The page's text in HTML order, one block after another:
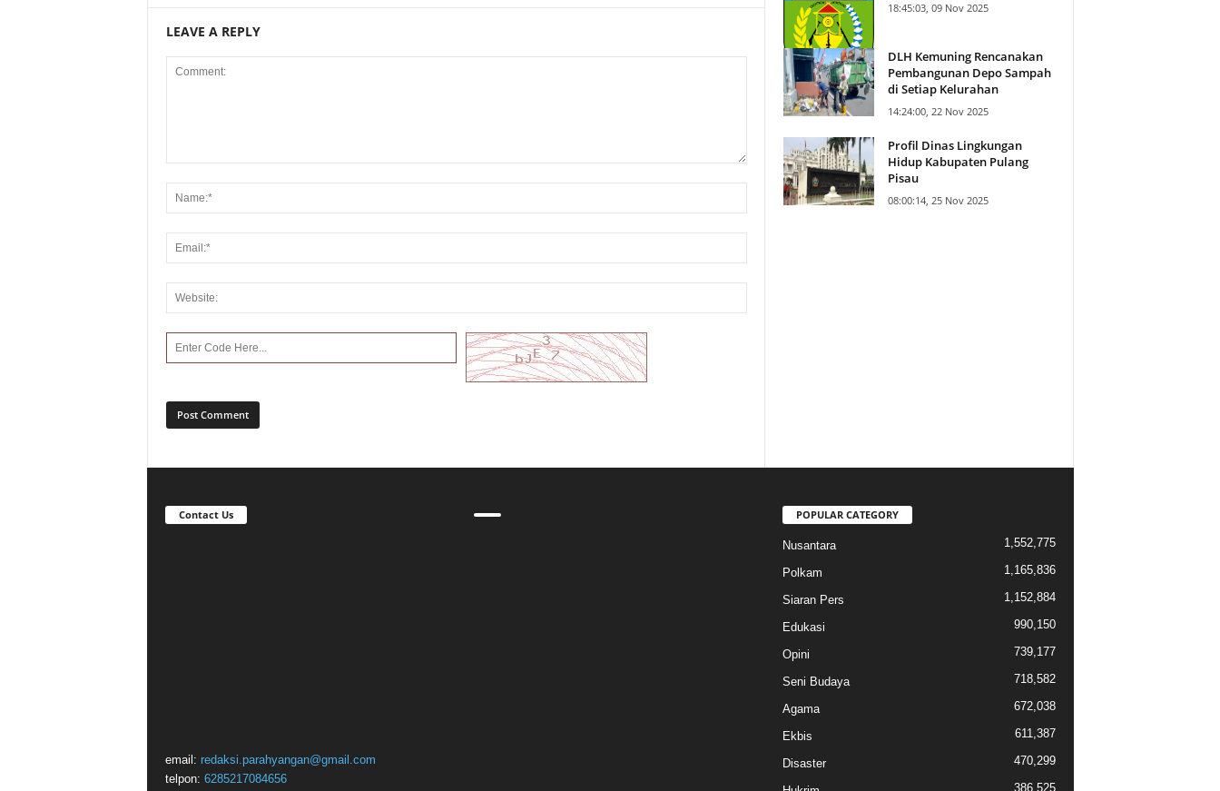
LEAVE A REPLY
18:45:03, 09 Nov 2025
DLH Kemuning Rencanakan
Pembangunan Depo Sampah
di Setiap Kelurahan
14:24:00, 22 Nov 2025
Profil Dinas Lingkungan
Hidup Kabupaten Pulang
Pisau
08:00:14, 25 Nov 2025
Contact Us
email: redaksi.parahyangan@gmail.com
telpon: 6285217084656
POPULAR CATEGORY
Nusantara 1,552,775
Polkam 1,165,836
Siaran Pers 1,152,884
Edukasi 990,150
Opini 739,177
Seni Budaya 718,582
Agama 672,038
Ekbis 611,387
Disaster 470,299
386,525